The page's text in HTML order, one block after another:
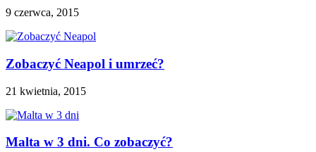
9 czerwca, 2015
Zobaczyć Neapol i umrzeć?
21 kwietnia, 2015
Malta w 3 dni. Co zobaczyć?